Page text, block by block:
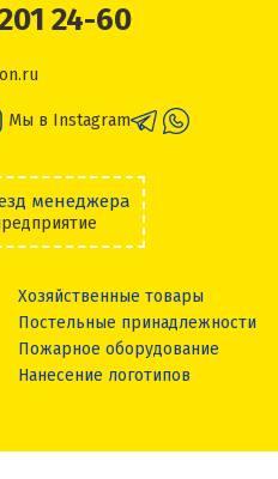
24-60
Мы в Instagram
менеджера
Хозяйственные товары
Постельные принадлежности
Пожарное оборудование
Нанесение логотипов